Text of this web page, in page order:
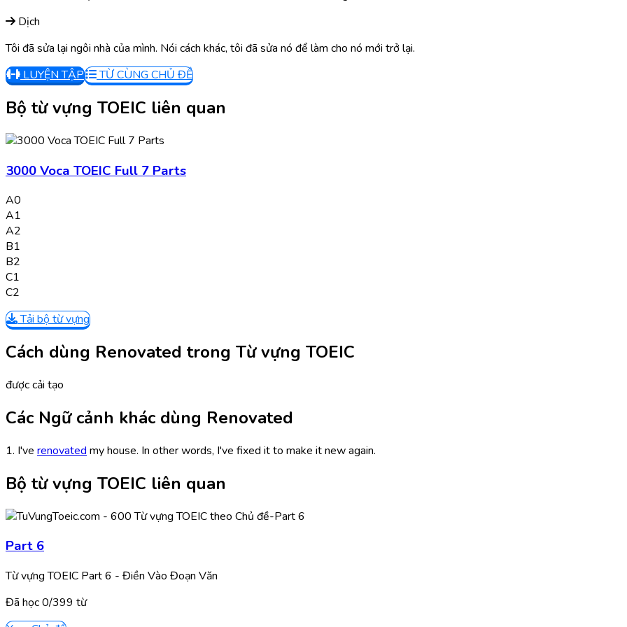
Dịch
Tôi đã sửa lại ngôi nhà của mình. Nói cách khác, tôi đã sửa nó để làm cho nó mới trở lại.
LUYỆN TẬP
TỪ CÙNG CHỦ ĐỀ
Bộ từ vựng TOEIC liên quan
3000 Voca TOEIC Full 7 Parts
A0
A1
A2
B1
B2
C1
C2
Tải bộ từ vựng
Cách dùng Renovated trong Từ vựng TOEIC
được cải tạo
Các Ngữ cảnh khác dùng Renovated
1. I've renovated my house. In other words, I've fixed it to make it new again.
Bộ từ vựng TOEIC liên quan
Part 6
Từ vựng TOEIC Part 6 - Điền Vào Đoạn Văn
Đã học0/399 từ